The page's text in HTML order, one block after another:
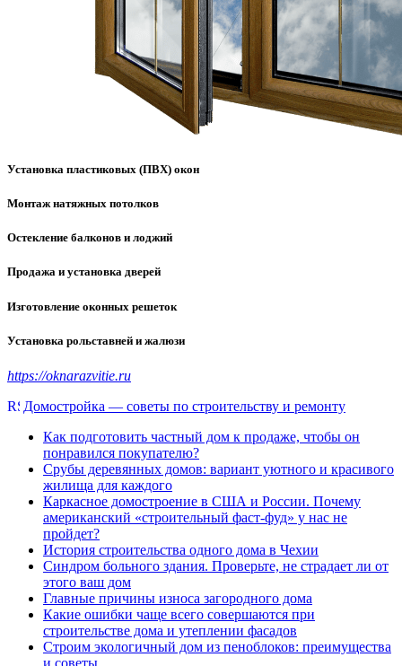
Установка пластиковых (ПВХ) окон
Монтаж натяжных потолков
Остекление балконов и лоджий
Продажа и установка дверей
Изготовление оконных решеток
Установка рольставней и жалюзи
https://oknarazvitie.ru
Домостройка — советы по строительству и ремонту
Как подготовить частный дом к продаже, чтобы он
понравился покупателю?
Срубы деревянных домов: вариант уютного и красивого
жилища для каждого
Каркасное домостроение в США и России. Почему
американский «строительный фаст-фуд» у нас не
пройдет?
История строительства одного дома в Чехии
Синдром больного здания. Проверьте, не страдает ли от
этого ваш дом
Главные причины износа загородного дома
Какие ошибки чаще всего совершаются при
строительстве дома и утеплении фасадов
Строим экологичный дом из пеноблоков: преимущества
и советы